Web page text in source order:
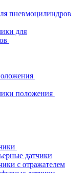
пневмоцилиндров
для
положения
датчики
с отражателем